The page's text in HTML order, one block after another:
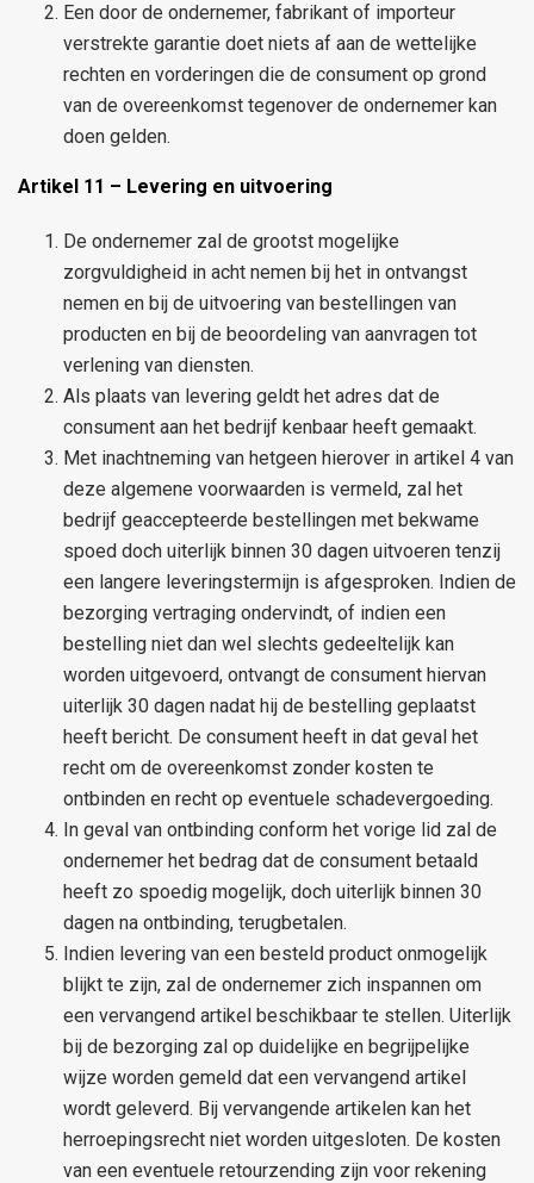
Een door de ondernemer, fabrikant of importeur
verstrekte garantie doet niets af aan de wettelijke
rechten en vorderingen die de consument op grond
van de overeenkomst tegenover de ondernemer kan
doen gelden.
Artikel 11 – Levering en uitvoering
De ondernemer zal de grootst mogelijke
zorgvuldigheid in acht nemen bij het in ontvangst
nemen en bij de uitvoering van bestellingen van
producten en bij de beoordeling van aanvragen tot
verlening van diensten.
Als plaats van levering geldt het adres dat de
consument aan het bedrijf kenbaar heeft gemaakt.
Met inachtneming van hetgeen hierover in artikel 4 van
deze algemene voorwaarden is vermeld, zal het
bedrijf geaccepteerde bestellingen met bekwame
spoed doch uiterlijk binnen 30 dagen uitvoeren tenzij
een langere leveringstermijn is afgesproken. Indien de
bezorging vertraging ondervindt, of indien een
bestelling niet dan wel slechts gedeeltelijk kan
worden uitgevoerd, ontvangt de consument hiervan
uiterlijk 30 dagen nadat hij de bestelling geplaatst
heeft bericht. De consument heeft in dat geval het
recht om de overeenkomst zonder kosten te
ontbinden en recht op eventuele schadevergoeding.
In geval van ontbinding conform het vorige lid zal de
ondernemer het bedrag dat de consument betaald
heeft zo spoedig mogelijk, doch uiterlijk binnen 30
dagen na ontbinding, terugbetalen.
Indien levering van een besteld product onmogelijk
blijkt te zijn, zal de ondernemer zich inspannen om
een vervangend artikel beschikbaar te stellen. Uiterlijk
bij de bezorging zal op duidelijke en begrijpelijke
wijze worden gemeld dat een vervangend artikel
wordt geleverd. Bij vervangende artikelen kan het
herroepingsrecht niet worden uitgesloten. De kosten
van een eventuele retourzending zijn voor rekening